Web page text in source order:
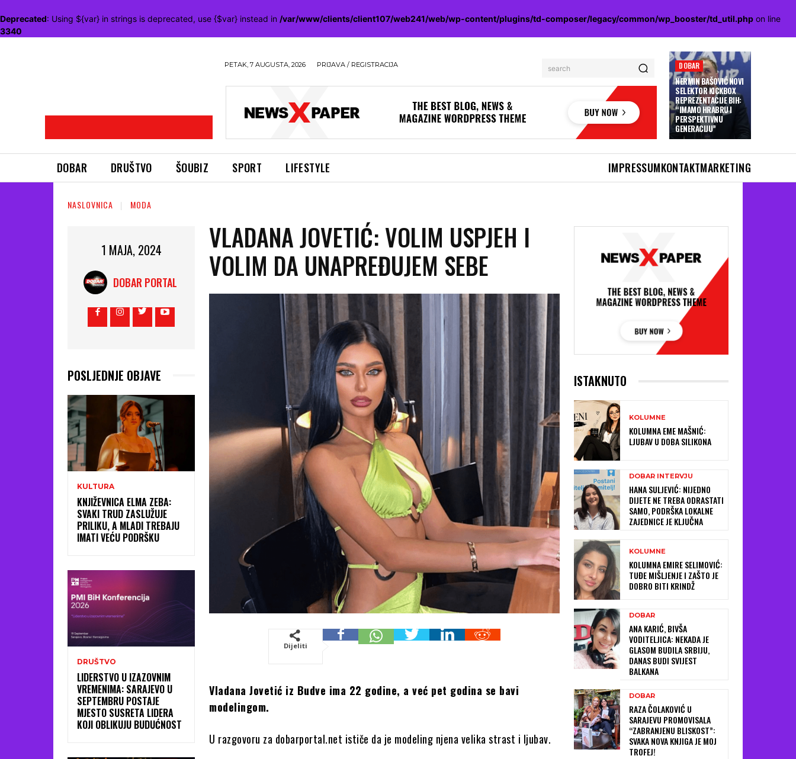
Deprecated: Using ${var} in strings is deprecated, use {$var} instead in /var/www/clients/client107/web241/web/wp-content/plugins/td-composer/legacy/common/wp_booster/td_util.php on line
3340
PETAK, 7 AUGUSTA, 2026 PRIJAVA / REGISTRACIJA search DOBAR
NERMIN BAŠOVIĆ NOVI
SELEKTOR KICKBOX
REPREZENTACIJE BIH:
“IMAMO HRABRU I
PERSPEKTIVNU
GENERACIJU”
DOBAR DRUŠTVO ŠOUBIZ SPORT LIFESTYLE IMPRESSUMKONTAKTMARKETING
NASLOVNICA MODA
1 MAJA, 2024
DOBAR PORTAL
POSLJEDNJE OBJAVE
KULTURA
KNJIŽEVNICA ELMA ZEBA:
SVAKI TRUD ZASLUŽUJE
PRILIKU, A MLADI TREBAJU
IMATI VEĆU PODRŠKU
DRUŠTVO
LIDERSTVO U IZAZOVNIM
VREMENIMA: SARAJEVO U
SEPTEMBRU POSTAJE
MJESTO SUSRETA LIDERA
KOJI OBLIKUJU BUDUĆNOST
VLADANA JOVETIĆ: VOLIM USPJEH I
VOLIM DA UNAPREĐUJEM SEBE
Dijeliti
Vladana Jovetić iz Budve ima 22 godine, a već pet godina se bavi
modelingom.
U razgovoru za dobarportal.net ističe da je modeling njena velika strast i ljubav.
ISTAKNUTO
KOLUMNE
KOLUMNA EME MAŠNIĆ:
LJUBAV U DOBA SILIKONA
DOBAR INTERVJU
HANA SULJEVIĆ: NIJEDNO
DIJETE NE TREBA ODRASTATI
SAMO, PODRŠKA LOKALNE
ZAJEDNICE JE KLJUČNA
KOLUMNE
KOLUMNA EMIRE SELIMOVIĆ:
TUĐE MIŠLJENJE I ZAŠTO JE
DOBRO BITI KRINDŽ
DOBAR
ANA KARIĆ, BIVŠA
VODITELJICA: NEKADA JE
GLASOM BUDILA SRBIJU,
DANAS BUDI SVIJEST
BALKANA
DOBAR
RAZA ČOLAKOVIĆ U
SARAJEVU PROMOVISALA
“ZABRANJENU BLISKOST”:
SVAKA NOVA KNJIGA JE MOJ
TROFEJ!